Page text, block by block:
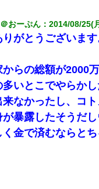
おーぷん ：2014/08/25(
がとうございま
らの総額が2000万
いとこでやらか
なかったし、コ
暴露したそうだ
く金で済むならと